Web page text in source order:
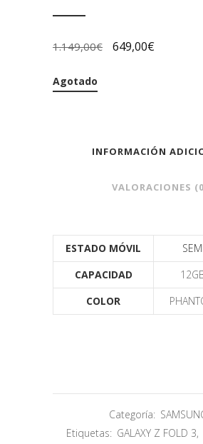
1.149,00€ 649,00€
Agotado
INFORMACIÓN
VALORACIONES
ESTADO MÓVIL
CAPACIDAD
COLOR
Categoría:
Etiquetas: GALAXY Z FOLD 3,